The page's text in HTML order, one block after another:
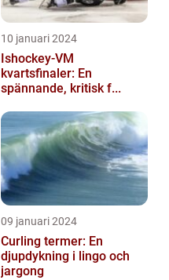
10 januari 2024
Ishockey-VM
kvartsfinaler: En
spännande, kritisk f...
09 januari 2024
Curling termer: En
djupdykning i lingo och
jargong